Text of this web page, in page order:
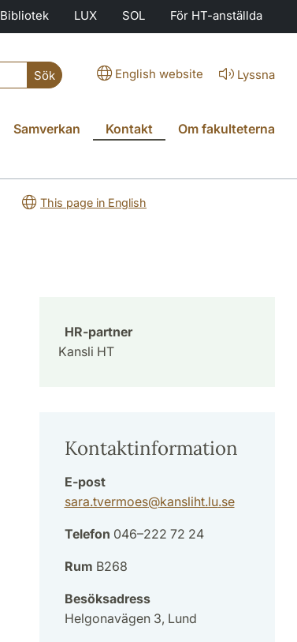
Bibliotek LUX SOL För HT-anställda
Sök English website Lyssna
Samverkan Kontakt Om fakulteterna
This page in English
HR-partner
Kansli HT
Kontaktinformation
E-post
sara.tvermoes@kansliht.lu.se
Telefon 046–222 72 24
Rum B268
Besöksadress
Helgonavägen 3, Lund